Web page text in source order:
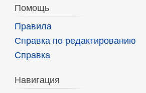
Помощь
Правила
Справка по редактированию
Справка
Навигация